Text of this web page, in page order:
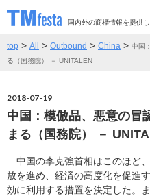
国内外の商標情報を提供
SEMINAR/EVENT
CONTRIBUTORS 情報提供者
CONTACT お問い合わせ
top > All > Outbound > China > 中国
る（国務院） － UNITALEN
2018-07-19
中国：模倣品、悪意の冒
まる（国務院） －
中国の李克強首相はこのほど
放を進め、経済の高度化を促進
効に利用する措置を決定した。